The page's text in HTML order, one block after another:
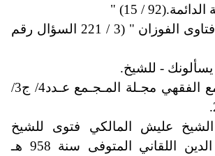
الدائمة" (15 / 92).
المنتقى من فتاوى الفوزان " (3 / 221 السؤال رقم
- للشيخ.
مجلة المجمع الفقهي مجـلة المـجـمع عـدد4/ ج3/
.
عليش المالكي فتوى للشيخ
العلامة ناصر الدين اللقاني المتوفى سنة 958 هـ